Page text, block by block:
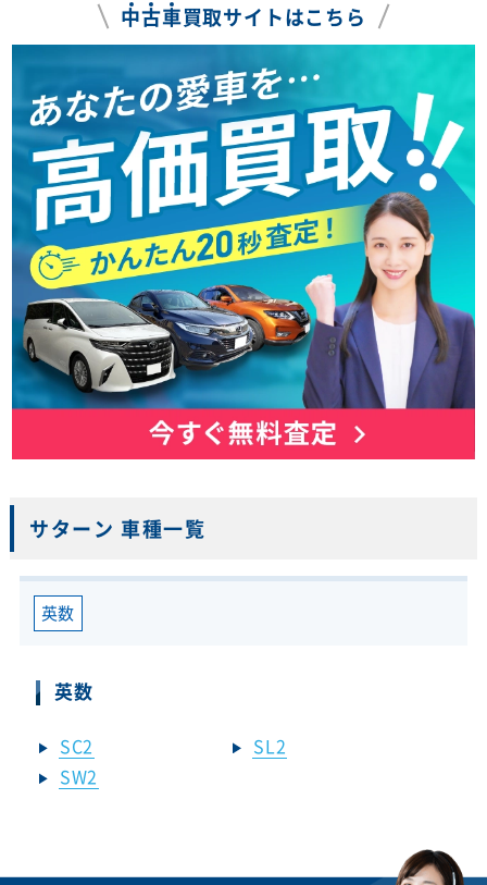
中古車買取サイトはこちら
サターン 車種一覧
英数
英数
SC2
SL2
SW2